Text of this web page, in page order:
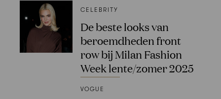
CELEBRITY
De beste looks van
beroemdheden front
row bij Milan Fashion
Week lente/zomer 2025
VOGUE